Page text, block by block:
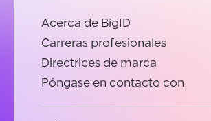
Acerca de BigID
Carreras profesionales
Directrices de marca
Póngase en contacto con